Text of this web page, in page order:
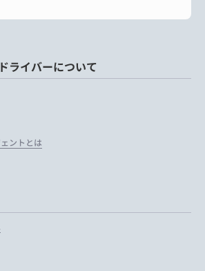
ライバーについて
ントとは